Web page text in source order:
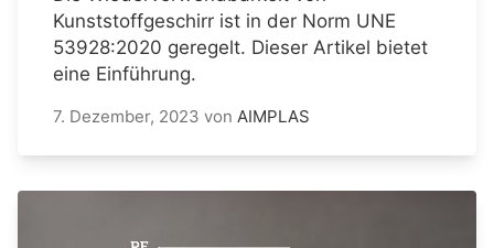
Kunststoffgeschirr ist in der Norm UNE
53928:2020 geregelt. Dieser Artikel bietet
eine Einführung.
7. Dezember, 2023 von AIMPLAS